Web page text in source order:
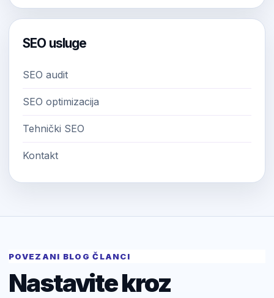
SEO usluge
SEO audit
SEO optimizacija
Tehnički SEO
Kontakt
POVEZANI BLOG ČLANCI
Nastavite kroz